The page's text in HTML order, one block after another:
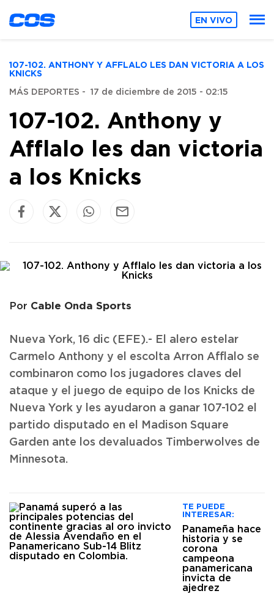
EN VIVO
107-102. ANTHONY Y AFFLALO LES DAN VICTORIA A LOS
KNICKS
MÁS DEPORTES - 17 de diciembre de 2015 - 02:15
107-102. Anthony y
Afflalo les dan victoria
a los Knicks
Por Cable Onda Sports
Nueva York, 16 dic (EFE).- El alero estelar
Carmelo Anthony y el escolta Arron Afflalo se
combinaron como los jugadores claves del
ataque y el juego de equipo de los Knicks de
Nueva York y les ayudaron a ganar 107-102 el
partido disputado en el Madison Square
Garden ante los devaluados Timberwolves de
Minnesota.
TE PUEDE
INTERESAR:
Panameña hace
historia y se
corona
campeona
panamericana
invicta de
ajedrez